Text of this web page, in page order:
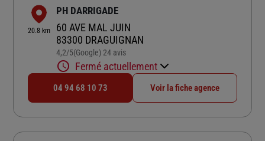
20.8 km
PH DARRIGADE
60 AVE MAL JUIN
83300 DRAGUIGNAN
4,2/5Note de 4.2 sur 5
(Google) 24 avis
Fermé actuellement
04 94 68 10 73 Voir la fiche agence